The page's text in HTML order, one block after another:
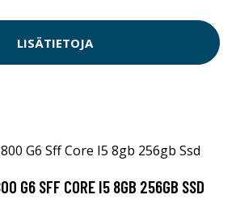
LISÄTIETOJA
G6 SFF CORE I5 8GB 256GB SSD